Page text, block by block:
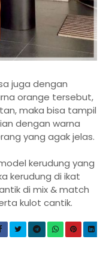
juga dengan
orange tersebut,
maka bisa tampil
dengan warna
yang agak jelas.
kerudung yang
kerudung di ikat
di mix & match
kulot cantik.